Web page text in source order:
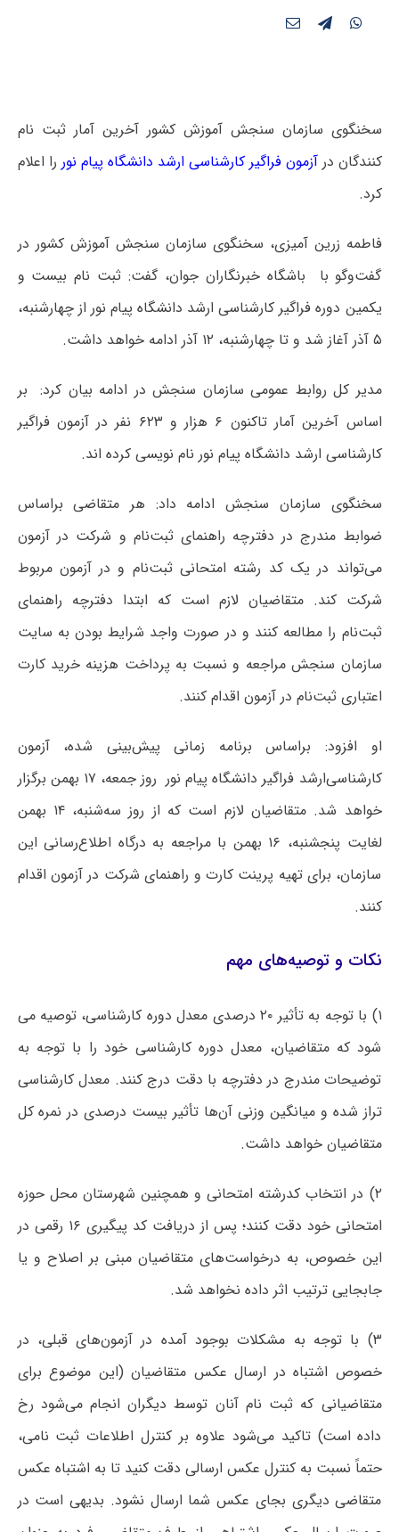
سخنگوی سازمان سنجش آموزش کشور آخرین آمار ثبت نام
کنندگان در آزمون فراگیر کارشناسی ارشد دانشگاه پیام نور را اعلام
کرد.
فاطمه زرین آمیزی، سخنگوی سازمان سنجش آموزش کشور در
گفت‌وگو با باشگاه خبرنگاران جوان، گفت: ثبت نام بیست و
یکمین دوره فراگیر کارشناسی ارشد دانشگاه پیام نور از چهارشنبه،
۵ آذر آغاز شد و تا چهارشنبه، ۱۲ آذر ادامه خواهد داشت.
مدیر کل روابط عمومی سازمان سنجش در ادامه بیان کرد: بر
اساس آخرین آمار تاکنون ۶ هزار و ۶۲۳ نفر در آزمون فراگیر
کارشناسی ارشد دانشگاه پیام نور نام نویسی کرده اند.
سخنگوی سازمان سنجش ادامه داد: هر متقاضی براساس
ضوابط مندرج در دفترچه راهنمای ثبت‌نام و شرکت در آزمون
می‌تواند در یک کد رشته امتحانی ثبت‌نام و در آزمون مربوط
شرکت کند. متقاضیان لازم است که ابتدا دفترچه راهنمای
ثبت‌نام را مطالعه کنند و در صورت واجد شرایط بودن به سایت
سازمان سنجش مراجعه و نسبت به پرداخت هزینه خرید کارت
اعتباری ثبت‌نام در آزمون اقدام کنند.
او افزود: براساس برنامه زمانی پیش‌بینی شده، آزمون
کارشناسی‌ارشد فراگیر دانشگاه پیام نور روز جمعه، ۱۷ بهمن برگزار
خواهد شد. متقاضیان لازم است که از روز سه‌شنبه، ۱۴ بهمن
لغایت پنجشنبه، ۱۶ بهمن با مراجعه به درگاه اطلاع‌رسانی این
سازمان، برای تهیه پرینت کارت و راهنمای شرکت در آزمون اقدام
کنند.
نکات و توصیه‌های مهم‌
۱) با توجه به تأثیر ۲۰ درصدی معدل دوره کارشناسی، توصیه می
شود که متقاضیان، معدل دوره کارشناسی خود را با توجه به
توضیحات مندرج در دفترچه با دقت درج کنند. معدل کارشناسی
تراز شده و میانگین وزنی آن‌ها تأثیر بیست درصدی در نمره کل
متقاضیان خواهد داشت.
۲) در انتخاب کدرشته امتحانی و همچنین شهرستان محل حوزه
امتحانی خود دقت کنند؛ پس از دریافت کد پیگیری ۱۶ رقمی در
این خصوص، به درخواست‌های متقاضیان مبنی بر اصلاح و یا
جابجایی ترتیب اثر داده نخواهد شد.
۳) با توجه به مشکلات بوجود آمده در آزمون‌های قبلی، در
خصوص اشتباه در ارسال عکس متقاضیان (این موضوع برای
متقاضیانی که ثبت نام آنان توسط دیگران انجام می‌شود رخ
داده است) تاکید می‌شود علاوه بر کنترل اطلاعات ثبت نامی،
حتماً نسبت به کنترل عکس ارسالی دقت کنید تا به اشتباه عکس
متقاضی دیگری بجای عکس شما ارسال نشود. بدیهی است در